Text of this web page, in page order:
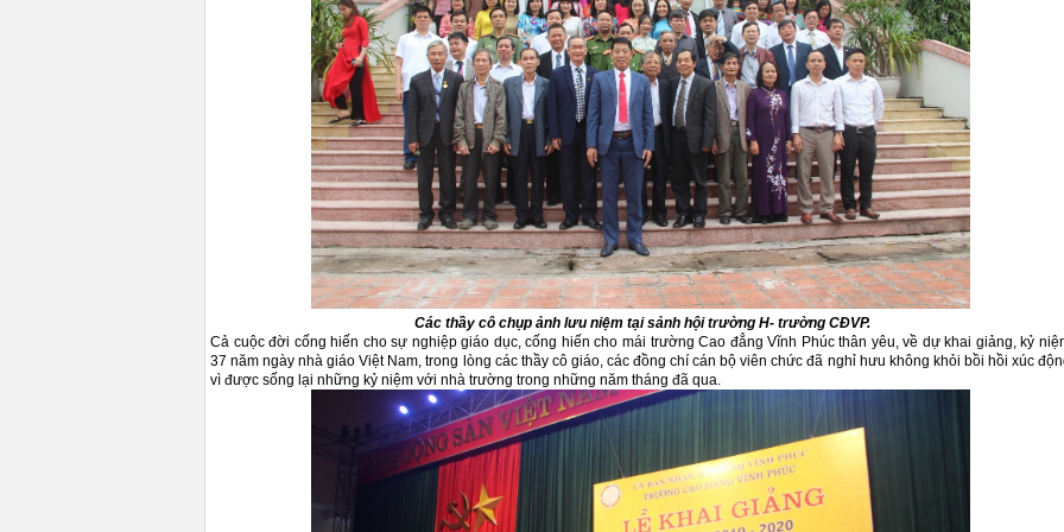
Các thầy cô chụp ảnh lưu niệm tại sảnh hội trường H- trường CĐVP.
Cả cuộc đời cống hiến cho sự nghiệp giáo dục, cống hiến cho mái trường Cao đẳng Vĩnh Phúc thân yêu, về dự khai giảng, kỷ
37 năm ngày nhà giáo Việt Nam, trong lòng các thầy cô giáo, các đồng chí cán bộ viên chức đã nghỉ hưu không khỏi bồi hồi xúc
vì được sống lại những kỷ niệm với nhà trường trong những năm tháng đã qua.